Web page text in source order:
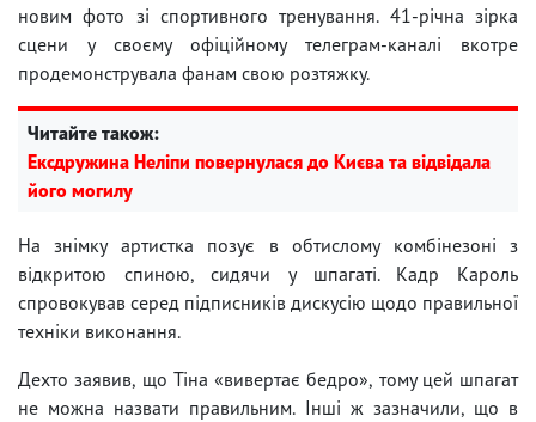
новим фото зі спортивного тренування. 41-річна зірка
сцени у своєму офіційному телеграм-каналі вкотре
продемонструвала фанам свою розтяжку.
Читайте також:
Ексдружина Неліпи повернулася до Києва та відвідала
його могилу
На знімку артистка позує в обтислому комбінезоні з
відкритою спиною, сидячи у шпагаті. Кадр Кароль
спровокував серед підписників дискусію щодо правильної
техніки виконання.
Дехто заявив, що Тіна «вивертає бедро», тому цей шпагат
не можна назвати правильним. Інші ж зазначили, що в